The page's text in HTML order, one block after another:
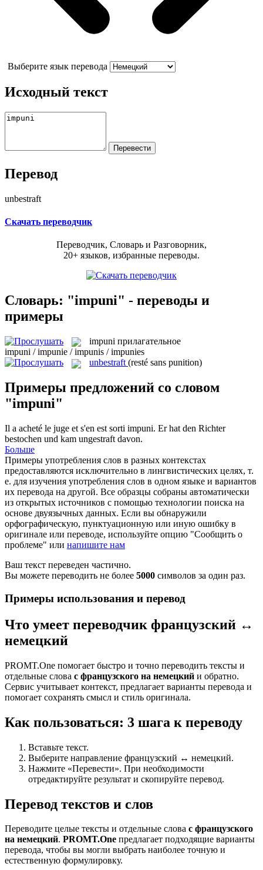
Выберите язык перевода
Исходный текст
Перевод
unbestraft
Скачать переводчик
Переводчик, Словарь и Разговорник,
20+ языков, избранные переводы.
Словарь: "impuni" - переводы и
примеры
impuni прилагательное
impuni / impunie / impunis / impunies
unbestraft (resté sans punition)
Примеры предложений со словом
"impuni"
Il a acheté le juge et s'en est sorti impuni. Er hat den Richter
bestochen und kam ungestraft davon.
Больше
Примеры употребления слов в разных контекстах
предоставляются исключительно в лингвистических целях, т.
е. для изучения употребления слов в одном языке и вариантов
их перевода на другой. Все образцы собраны автоматически
из открытых источников с помощью технологии поиска на
основе двуязычных данных. Если вы обнаружили
орфографическую, пунктуационную или иную ошибку в
оригинале или переводе, используйте опцию "Сообщить о
проблеме" или напишите нам
Ваш текст переведен частично.
Вы можете переводить не более 5000 символов за один раз.
Примеры использования и перевод
Что умеет переводчик французский ↔
немецкий
PROMT.One помогает быстро и точно переводить тексты и
отдельные слова с французского на немецкий и обратно.
Сервис учитывает контекст, предлагает варианты перевода и
помогает сохранять смысл и стиль оригинала.
Как пользоваться: 3 шага к переводу
Вставьте текст.
Выберите направление французский ↔ немецкий.
Нажмите «Перевести». При необходимости
отредактируйте результат и скопируйте перевод.
Перевод текстов и слов
Переводите целые тексты и отдельные слова с французского
на немецкий. PROMT.One предлагает подходящие варианты
перевода, чтобы вы могли выбрать наиболее точную и
естественную формулировку.